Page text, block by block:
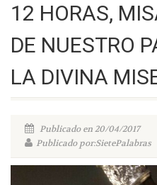
12 HORAS,
DE NUESTRO
LA DIVINA
Publicado en 20/04/2017
Publicado por:SietePalabras